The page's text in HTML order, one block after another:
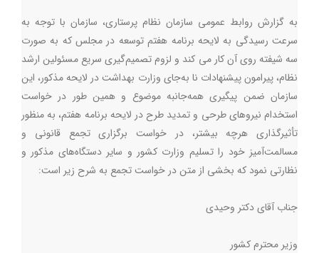
به گزارش روابط عمومی سازمان نظام پرستاری، سازمان با توجه به
سرعت رسیدگی به لایحه برنامه هفتم توسعه در مجلس که به صورت
سه شیفته روی آن کار می کند و لزوم تصمیم‌گیری سریع مسئولین ارشد
نظام، پیرامون پیشنهادات نا به‌جای وزارت بهداشت در لایحه مذکور، این
سازمان ضمن پیگیری همه‌جانبه موضوع و همین طور در خواست
استخدام نیروهای طرحی و تمدید طرح در لایحه برنامه هفتم، به منظور
تأثیرگذاری هرچه بیشتر، در خواست برگزاری تجمع قانونی و
مسالمت‌آمیز خود را تسلیم وزارت کشور و سایر دستگاه‌های مذکور و
نظارتی نمود که بخشی از متن در خواست تجمع به شرح زیر است:
جناب آقای دکتر وحیدی
وزیر محترم کشور